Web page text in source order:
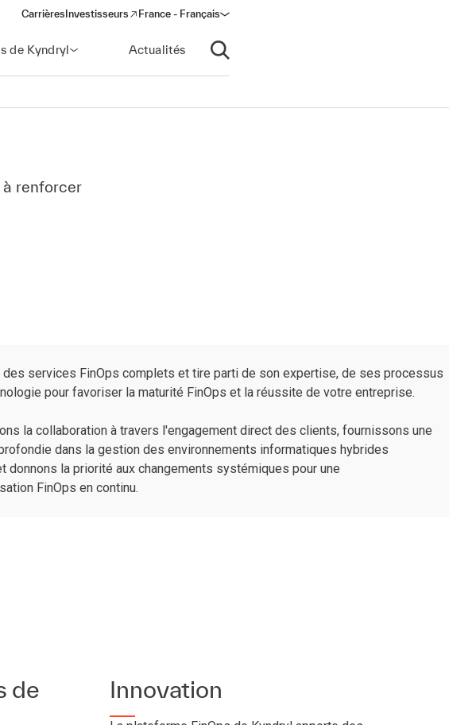
Carrières Investisseurs
(opens in a new window)
France - Français
de Kyndryl Actualités
Ouvrir la recherche
à renforcer
services FinOps complets et tire parti de son expertise, de ses processus
pour favoriser la maturité FinOps et la réussite de votre entreprise.
la collaboration à travers l'engagement direct des clients, fournissons une
dans la gestion des environnements informatiques hybrides
donnons la priorité aux changements systémiques pour une
FinOps en continu.
de
Innovation